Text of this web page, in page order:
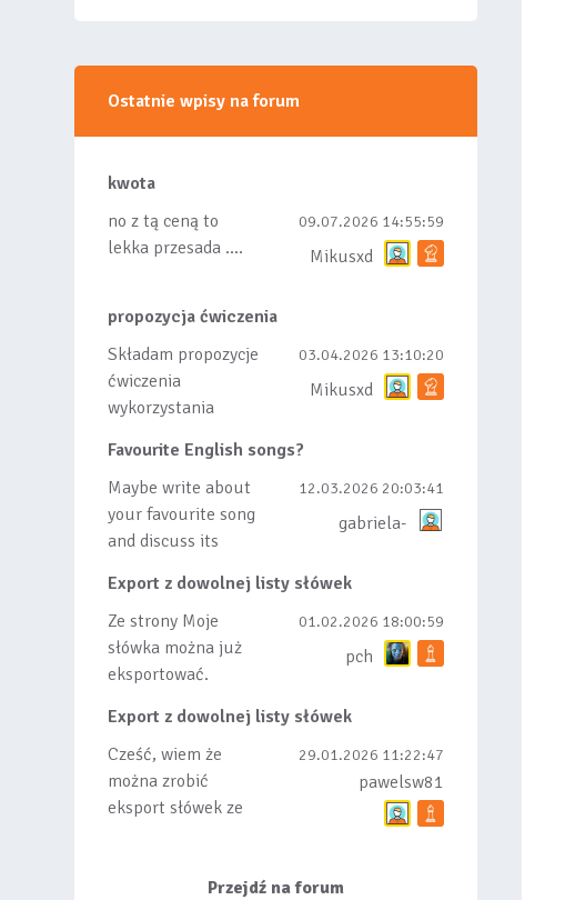
Ostatnie wpisy na forum
kwota
no z tą ceną to
lekka przesada ....
09.07.2026 14:55:59
Mikusxd
propozycja ćwiczenia
Składam propozycje
ćwiczenia
wykorzystania
lub dodanych do
listy, czy tez ze
wszys...
03.04.2026 13:10:20
Mikusxd
Favourite English songs?
Maybe write about
your favourite song
and discuss its
12.03.2026 20:03:41
gabriela-
Export z dowolnej listy słówek
Ze strony Moje
słówka można już
eksportować.
masowego importu
nie będę robił bo
wiąże się...
01.02.2026 18:00:59
pch
Export z dowolnej listy słówek
Cześć, wiem że
można zrobić
eksport słówek ze
wyróżnionych lis...
29.01.2026 11:22:47
pawelsw81
Przejdź na forum